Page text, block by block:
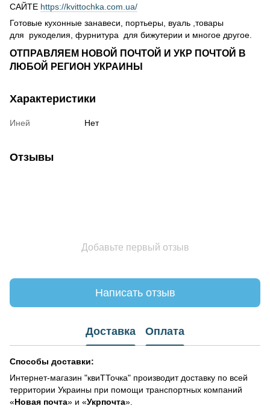
САЙТЕ https://kvittochka.com.ua/
Готовые кухонные занавеси, портьеры, вуаль ,товары
для рукоделия, фурнитура для бижутерии и многое другое.
ОТПРАВЛЯЕМ НОВОЙ ПОЧТОЙ И УКР ПОЧТОЙ В
ЛЮБОЙ РЕГИОН УКРАИНЫ
Характеристики
Иней Нет
Отзывы
Добавьте первый отзыв
Написать отзыв
Доставка Оплата
Способы доставки:
Интернет-магазин "квиТТочка" производит доставку по всей
территории Украины при помощи транспортных компаний
«Новая почта» и «Укрпочта».